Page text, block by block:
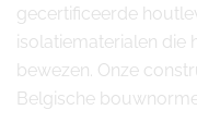
gecertificeerde
isolatiematerialen die
bewezen. Onze
Belgische